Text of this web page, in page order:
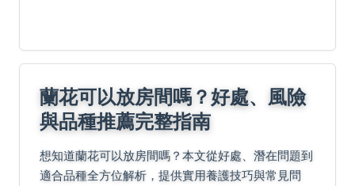
蘭花可以放房間嗎？好處、風險
與品種推薦完整指南
想知道蘭花可以放房間嗎？本文從好處、潛在問題到
適合品種全方位解析，提供實用養護技巧與常見問